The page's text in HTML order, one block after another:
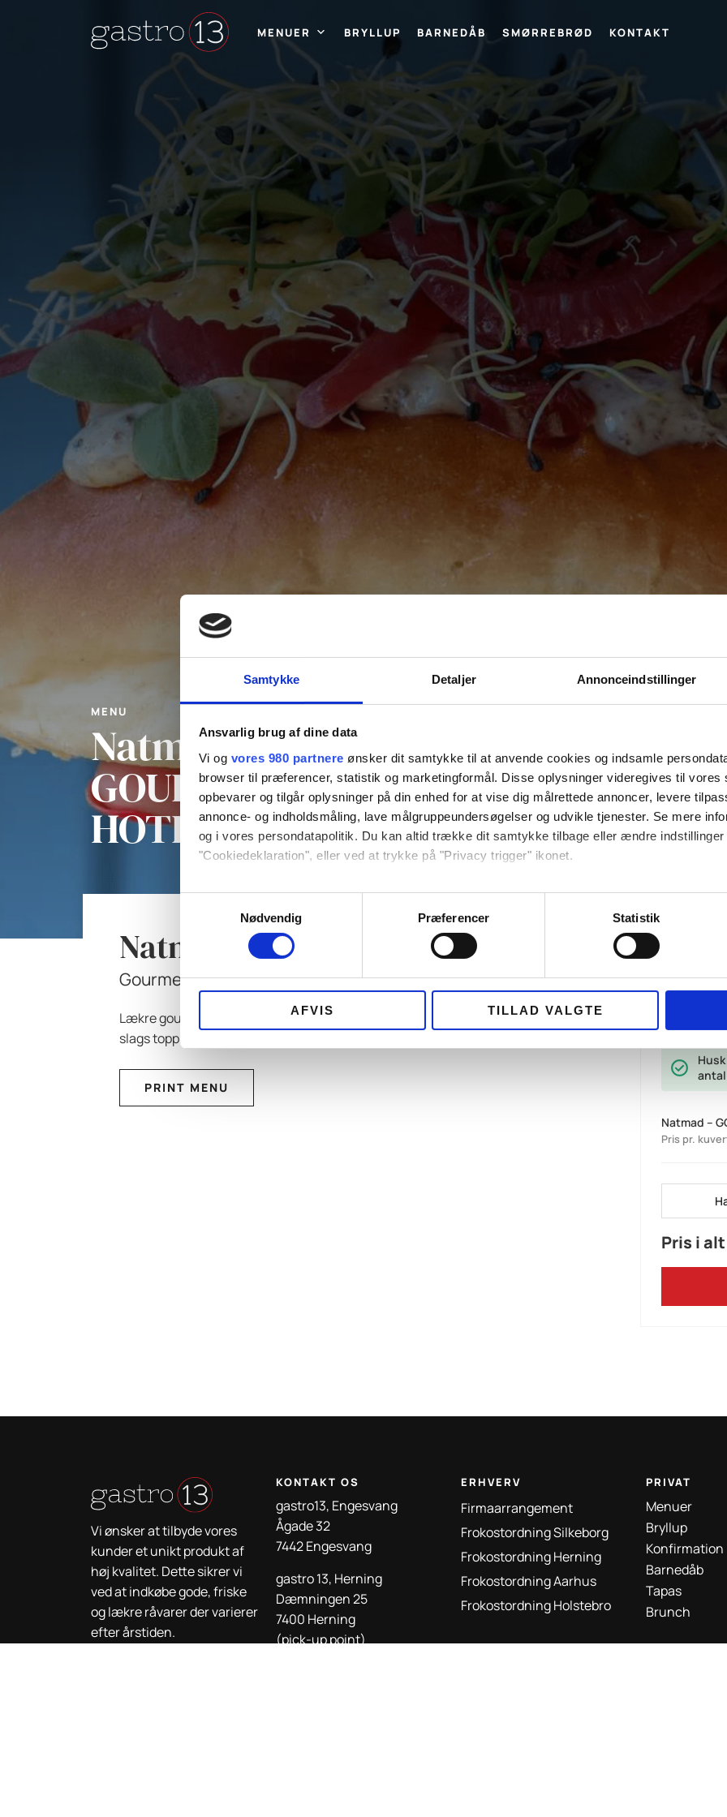
Samtykke Detaljer Annonceindstillinger
Ansvarlig brug af dine data
Vi og vores 980 partnere ønsker dit samtykke til at anvende cookies og indsamle
browser til præferencer, statistik og marketingformål. Disse oplysninger videregives til vores
opbevarer og tilgår oplysninger på din enhed for at vise dig målrettede annoncer, levere
annonce- og indholdsmåling, lave målgruppeundersøgelser og udvikle tjenester. Se mere
og i vores persondatapolitik. Du kan altid trække dit samtykke tilbage eller ændre
"Cookiedeklaration", eller ved at trykke på "Privacy trigger" ikonet.
Dine valg anvendes på hele websitet.
Vi bruger cookies til at tilpasse vores indhold og annoncer, til at vise dig funktioner til sociale
vores trafik. Vi deler også oplysninger om din brug af vores hjemmeside med vores partnere
dem, eller som de har indsamlet fra din brug af deres tjenester.
Nødvendig
Præferencer Statistik
AFVIS TILLAD VALGTE
MENUER BRYLLUP BARNEDÅB SMØRREBRØD KONTAKT
MENU
Natmad –
GOURMET
HOTDOGS
Natmad – GOURMET HOTDOGS
Gourmet hotdogs
Lækre gourmet hotdogs med ramsløgspølse, smørbagt briochebrød & 6 forskellige
slags toppings Obs: Bemærk at prisen er pr. stk.
PRINT MENU
Natmad –
Pris pr.
Pris i alt
Vi ønsker at tilbyde vores
kunder et unikt produkt af
høj kvalitet. Dette sikrer vi
ved at indkøbe gode, friske
og lækre råvarer der varierer
efter årstiden.
KONTAKT OS
gastro13, Engesvang
Ågade 32
7442 Engesvang
gastro 13, Herning
Dæmningen 25
7400 Herning
(pick-up point)
ERHVERV
Firmaarrangement
Frokostordning Silkeborg
Frokostordning Herning
Frokostordning Aarhus
Frokostordning Holstebro
PRIVAT
Menuer
Bryllup
Konfirmation
Barnedåb
Tapas
Brunch